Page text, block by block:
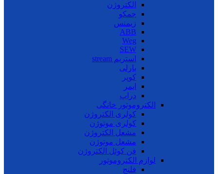
الکتروژن
جمکو
زیمنس
ABB
Weg
SEW
استریم stream
بارلی
کوپر
ایمر
دراپ
الکتروموتور خانگی
کولری الکتروژن
کولری موتوژن
مشعل الکتروژن
مشعل موتوژن
فن کوئل الکتروژن
لوازم الکتروموتور
فلنج